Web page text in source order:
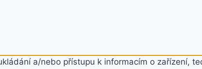
a/nebo přístupu k informacím o zařízení,